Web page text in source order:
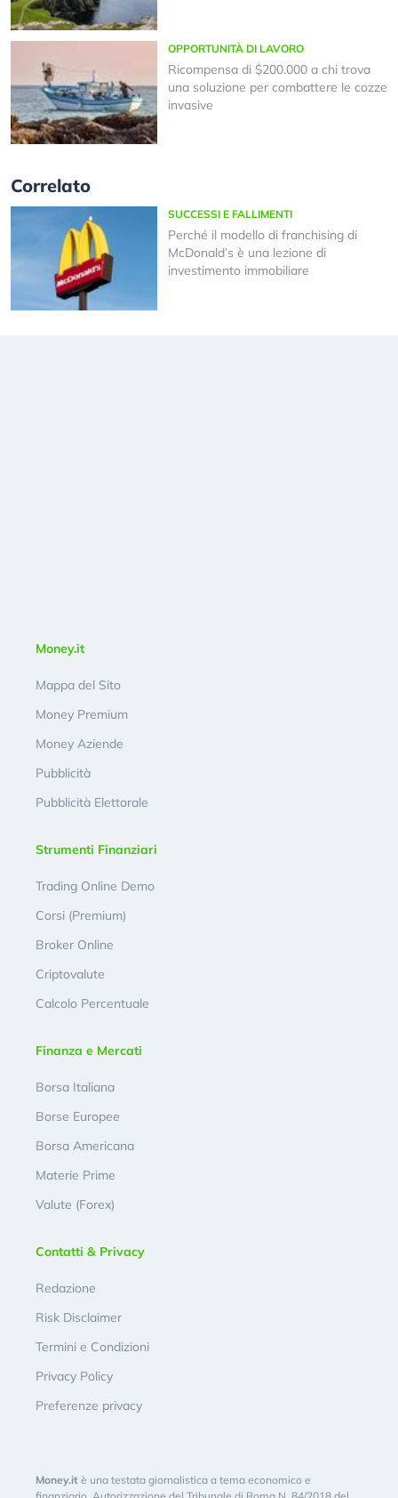
OPPORTUNITÀ DI LAVORO
Ricompensa di $200.000 a chi trova
una soluzione per combattere le cozze
invasive
Correlato
SUCCESSI E FALLIMENTI
Perché il modello di franchising di
McDonald’s è una lezione di
investimento immobiliare
Money.it
Mappa del Sito
Money Premium
Money Aziende
Pubblicità
Pubblicità Elettorale
Strumenti Finanziari
Trading Online Demo
Corsi (Premium)
Broker Online
Criptovalute
Calcolo Percentuale
Finanza e Mercati
Borsa Italiana
Borse Europee
Borsa Americana
Materie Prime
Valute (Forex)
Contatti & Privacy
Redazione
Risk Disclaimer
Termini e Condizioni
Privacy Policy
Preferenze privacy
Money.it è una testata giornalistica a tema economico e